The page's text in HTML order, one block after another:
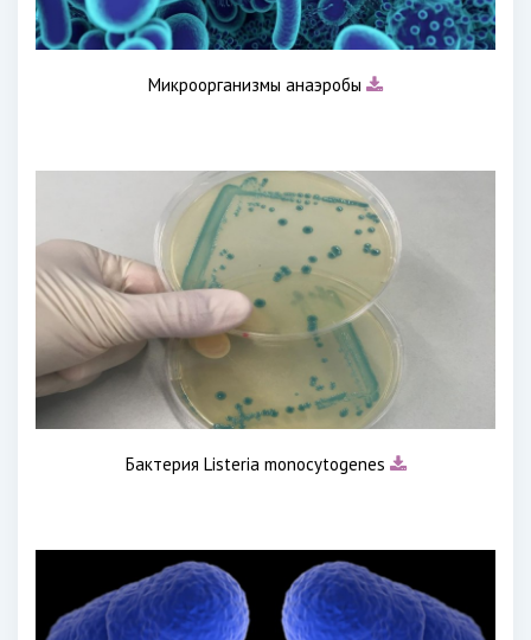
Микроорганизмы анаэробы
Бактерия Listeria monocytogenes